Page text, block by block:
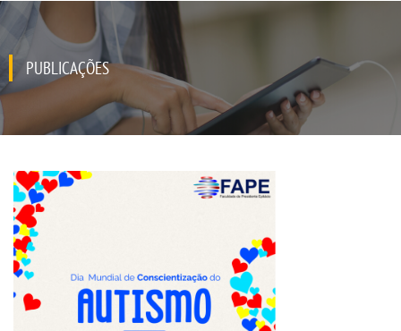
QUEM SOMOS
INFRAESTRUTURA
PROUNI
PUBLICAÇÕES